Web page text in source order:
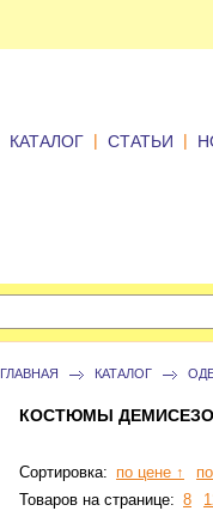
КАТАЛОГ | СТАТЬИ |
ГЛАВНАЯ КАТАЛОГ
КОСТЮМЫ
Сортировка: по цене ↑
Товаров на странице: 8